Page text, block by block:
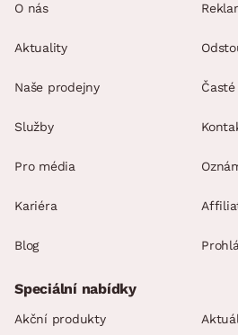
O nás
Aktuality
Naše prodejny
Služby
Pro média
Kariéra
Blog
Speciální nabídky
Akční produkty